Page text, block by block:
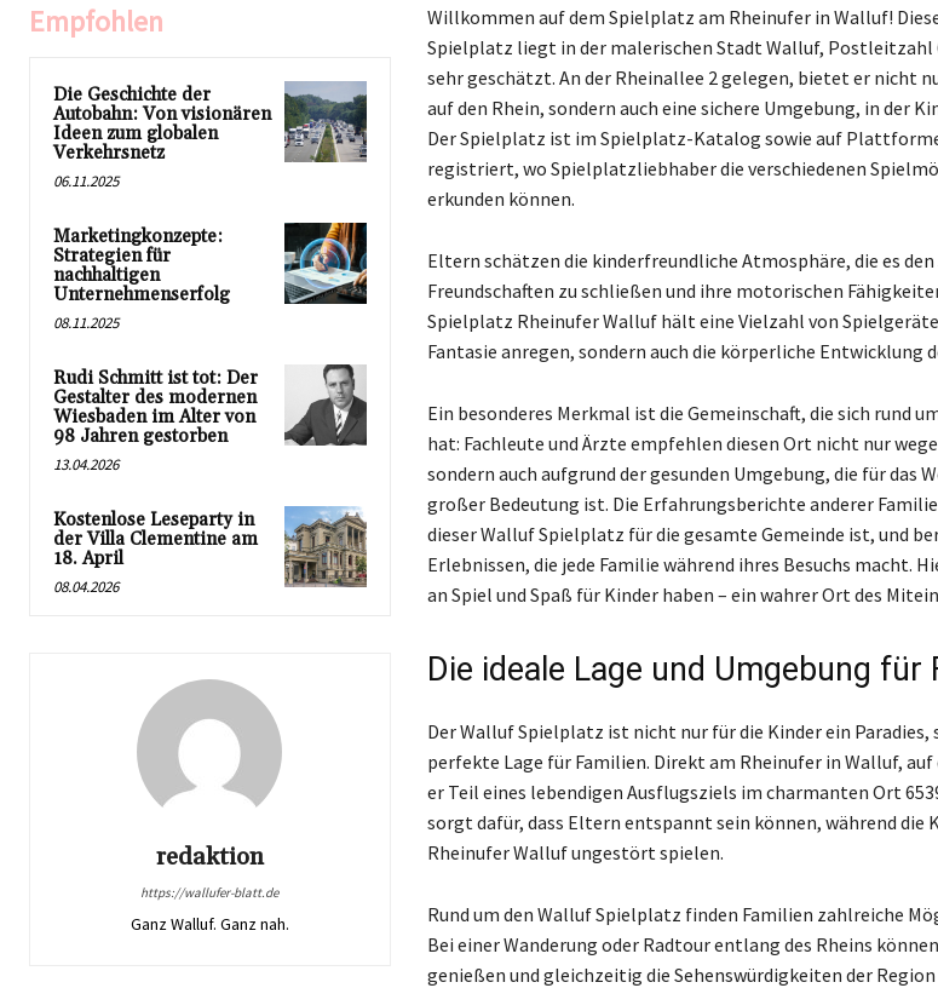
Empfohlen
Die Geschichte der
Autobahn: Von visionären
Ideen zum globalen
Verkehrsnetz
06.11.2025
Marketingkonzepte:
Strategien für
nachhaltigen
Unternehmenserfolg
08.11.2025
Rudi Schmitt ist tot: Der
Gestalter des modernen
Wiesbaden im Alter von
98 Jahren gestorben
13.04.2026
Kostenlose Leseparty in
der Villa Clementine am
18. April
08.04.2026
redaktion
https://wallufer-blatt.de
Ganz Walluf. Ganz nah.
Willkommen auf dem Spielplatz am Rheinufer in Walluf!
Spielplatz liegt in der malerischen Stadt Walluf, Postleitzahl
sehr geschätzt. An der Rheinallee 2 gelegen, bietet er nicht
auf den Rhein, sondern auch eine sichere Umgebung, in der
Der Spielplatz ist im Spielplatz-Katalog sowie auf
registriert, wo Spielplatzliebhaber die verschiedenen
erkunden können.
Eltern schätzen die kinderfreundliche Atmosphäre, die es
Freundschaften zu schließen und ihre motorischen
Spielplatz Rheinufer Walluf hält eine Vielzahl von
Fantasie anregen, sondern auch die körperliche Entwicklung
Ein besonderes Merkmal ist die Gemeinschaft, die sich rund
hat: Fachleute und Ärzte empfehlen diesen Ort nicht nur
sondern auch aufgrund der gesunden Umgebung, die für das
großer Bedeutung ist. Die Erfahrungsberichte anderer
dieser Walluf Spielplatz für die gesamte Gemeinde ist, und
Erlebnissen, die jede Familie während ihres Besuchs macht.
an Spiel und Spaß für Kinder haben – ein wahrer Ort des
Die ideale Lage und Umgebung für
Der Walluf Spielplatz ist nicht nur für die Kinder ein Paradies,
perfekte Lage für Familien. Direkt am Rheinufer in Walluf,
er Teil eines lebendigen Ausflugsziels im charmanten Ort
sorgt dafür, dass Eltern entspannt sein können, während die
Rheinufer Walluf ungestört spielen.
Rund um den Walluf Spielplatz finden Familien zahlreiche
Bei einer Wanderung oder Radtour entlang des Rheins
genießen und gleichzeitig die Sehenswürdigkeiten der